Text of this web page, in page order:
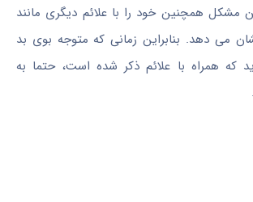
مشکل همچنین خود را با علائم دیگری مانند
می دهد. بنابراین زمانی که متوجه بوی بد
که همراه با علائم ذکر شده است، حتما به